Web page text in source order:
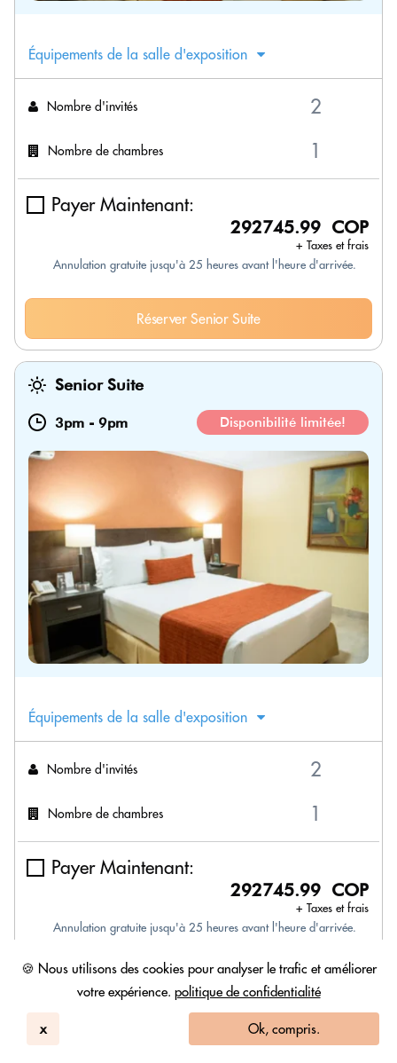
🍪 Nous utilisons des cookies pour analyser le trafic et améliorer
votre expérience. politique de confidentialité
x Ok, compris.
Équipements de la salle d'exposition
Nombre d'invités
Nombre de chambres
Payer Maintenant:
292745.99 COP
+ Taxes et frais
Annulation gratuite jusqu'à 25 heures avant l'heure d'arrivée.
Réserver Senior Suite
Senior Suite
3pm - 9pm Disponibilité limitée!
Équipements de la salle d'exposition
Nombre d'invités
Nombre de chambres
Payer Maintenant:
292745.99 COP
+ Taxes et frais
Annulation gratuite jusqu'à 25 heures avant l'heure d'arrivée.
Réserver Senior Suite
Senior Suite